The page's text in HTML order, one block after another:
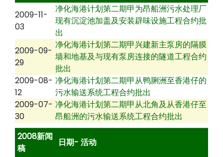
2009-11-
03
净化海港计划第二期甲为昂船洲污水处理厂
现有沉淀池加盖及安装辟味设施工程合约批
出
2009-09-
29
净化海港计划第二期甲兴建新主泵房的隔膜
墙和地基及与现有泵房连接的隧道工程合约
批出
2009-08-
12
净化海港计划第二期甲从鸭脷洲至香港仔的
污水输送系统工程合约批出
2009-07-
30
净化海港计划第二期甲从北角及从香港仔至
昂船洲的污水输送系统工程合约批出
2008新闻
稿
日期- 活动